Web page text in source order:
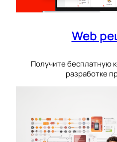
Web
Получите бесплатную
разработке